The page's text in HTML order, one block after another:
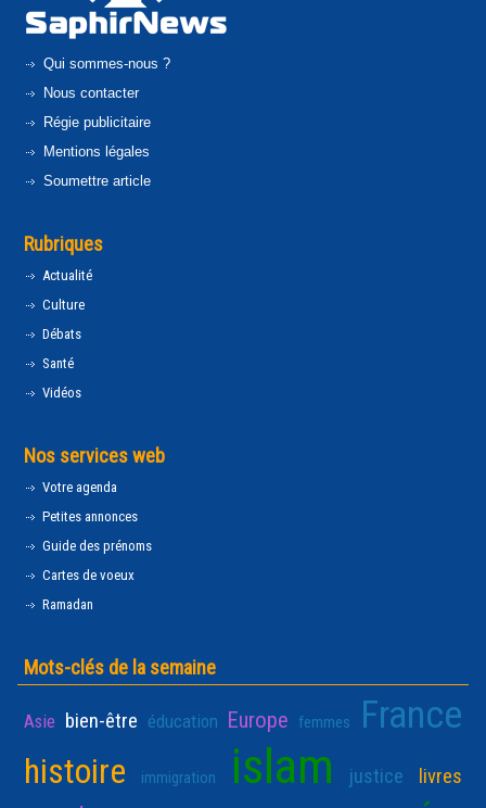
Qui sommes-nous ?
Nous contacter
Régie publicitaire
Mentions légales
Soumettre article
Rubriques
Actualité
Culture
Débats
Santé
Vidéos
Nos services web
Votre agenda
Petites annonces
Guide des prénoms
Cartes de voeux
Ramadan
Mots-clés de la semaine
Asie bien-être éducation Europe femmes France
histoire immigration islam justice livres